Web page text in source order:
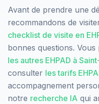
Avant de prendre une
recommandons de
checklist de visite en
bonnes questions.
les autres EHPAD à
consulter les tarifs
accompagnement
notre recherche IA qui